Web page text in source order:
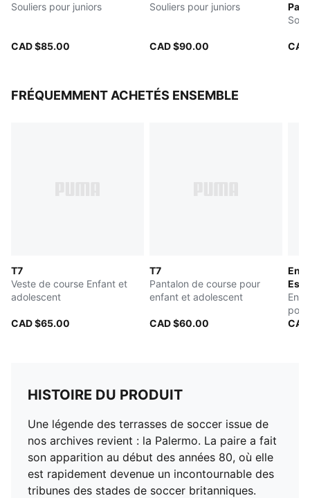
Souliers pour juniors
CAD $85.00
Souliers pour juniors
CAD $90.00
FRÉQUEMMENT ACHETÉS ENSEMBLE
T7
Veste de course Enfant et
adolescent
CAD $65.00
T7
Pantalon de course pour
enfant et adolescent
CAD $60.00
HISTOIRE DU PRODUIT
Une légende des terrasses de soccer issue de
nos archives revient : la Palermo. La paire a fait
son apparition au début des années 80, où elle
est rapidement devenue un incontournable des
tribunes des stades de soccer britanniques.